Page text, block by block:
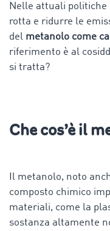
Nelle attuali politiche
rotta e ridurre le
del metanolo come
riferimento è al
si tratta?
Che cos’è il
Il metanolo, noto
composto chimico
materiali, come la
sostanza altamente